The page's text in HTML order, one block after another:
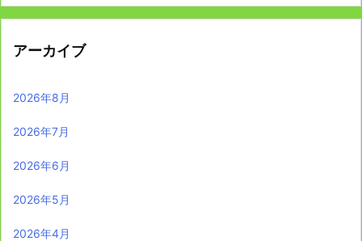
アーカイブ
2026年8月
2026年7月
2026年6月
2026年5月
2026年4月